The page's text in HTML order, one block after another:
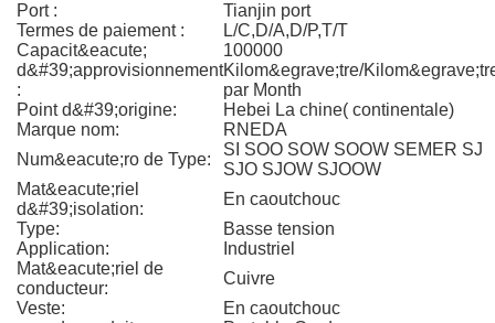
Port :
Tianjin port
Termes de paiement :
L/C,D/A,D/P,T/T
Capacit&eacute;
d&#39;approvisionnement
:
100000
Kilom&egrave;tre/
par Month
Point d&#39;origine:
Hebei La chine( continentale)
Marque nom:
RNEDA
Num&eacute;ro de Type:
SI SOO SOW SOOW SEMER SJ
SJO SJOW SJOOW
Mat&eacute;riel
d&#39;isolation:
En caoutchouc
Type:
Basse tension
Application:
Industriel
Mat&eacute;riel de
conducteur:
Cuivre
Veste:
En caoutchouc